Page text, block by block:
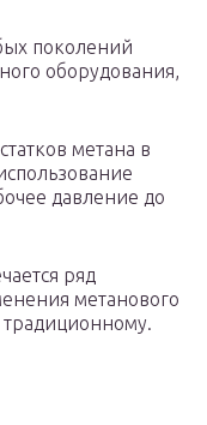
поколений
оборудования,
метана в
давление до
ряд
метанового
традиционному.